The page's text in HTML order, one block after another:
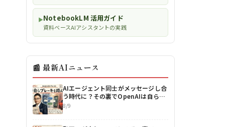
▶NotebookLM 活用ガイド
資料ベースAIアシスタントの実践
📰 最新AIニュース
AIエージェント同士がメッセージし合
う時代に？その裏でOpenAIは自らブ
レーキを踏んだ【最新AIニュース解
説】2026年8月9日号
8/9